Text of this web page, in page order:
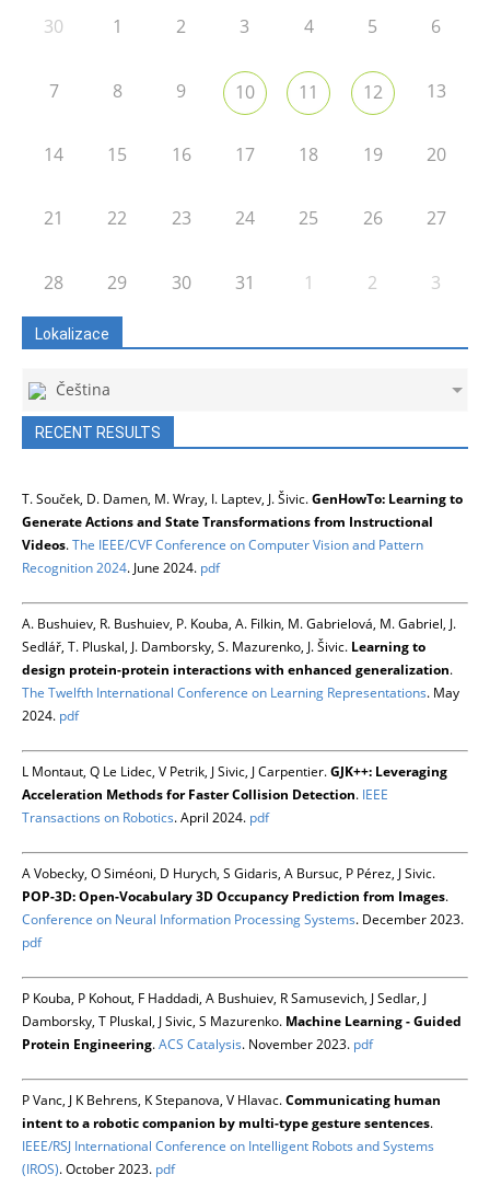
30 1 2 3 4 5 6
7 8 9 10 11 12 13
14 15 16 17 18 19 20
21 22 23 24 25 26 27
28 29 30 31 1 2 3
Lokalizace
Čeština
RECENT RESULTS
T. Souček, D. Damen, M. Wray, I. Laptev, J. Šivic.GenHowTo: Learning to
Generate Actions and State Transformations from Instructional
Videos.The IEEE/CVF Conference on Computer Vision and Pattern
Recognition 2024. June 2024. pdf
A. Bushuiev, R. Bushuiev, P. Kouba, A. Filkin, M. Gabrielová, M. Gabriel, J.
Sedlář, T. Pluskal, J. Damborsky, S. Mazurenko, J. Šivic. Learning to
design protein-protein interactions with enhanced generalization.
The Twelfth International Conference on Learning Representations. May
2024. pdf
L Montaut, Q Le Lidec, V Petrik, J Sivic, J Carpentier.GJK++: Leveraging
Acceleration Methods for Faster Collision Detection. IEEE
Transactions on Robotics. April 2024. pdf
A Vobecky, O Siméoni, D Hurych, S Gidaris, A Bursuc, P Pérez, J Sivic.
POP-3D: Open-Vocabulary 3D Occupancy Prediction from Images.
Conference on Neural Information Processing Systems. December 2023.
pdf
P Kouba, P Kohout, F Haddadi, A Bushuiev, R Samusevich, J Sedlar, J
Damborsky, T Pluskal, J Sivic, S Mazurenko. Machine Learning - Guided
Protein Engineering.ACS Catalysis. November 2023. pdf
P Vanc, J K Behrens, K Stepanova, V Hlavac.Communicating human
intent to a robotic companion by multi-type gesture sentences.
IEEE/RSJ International Conference on Intelligent Robots and Systems
(IROS). October 2023. pdf